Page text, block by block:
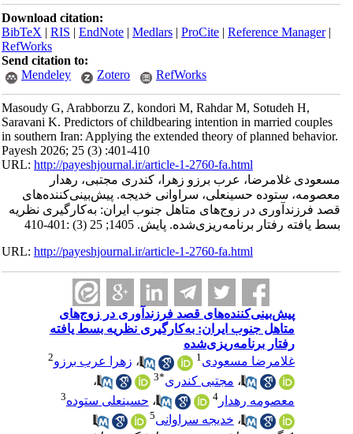
Download citation:
BibTeX|RIS|EndNote|Medlars|ProCite|Reference Manager
RefWorks
Send citation to:
Mendeley
Zotero RefWorks
Masoudy G, Arabborzu Z, kondori M, Rahdar M, Sotudeh H,
Saravani K. Predictors of childbearing intention in married couples
in southern Iran: Applying the extended theory of planned behavior.
Payesh 2026; 25 (3) :401-410
URL:http://payeshjournal.ir/article-1-2760-fa.html
مسعودی غلامرضا، عرب برزو زهرا، کندری مجتبی، رهدار
معصومه، ستوده حسینعلی، سراوانی خدیجه. پیش‌بینی‌کننده‌های
قصد فرزندآوری در زوج‌های متاهل جنوب ایران: به‌کارگیری نظریه
بسط یافته رفتار برنامه‌ریزی‌شده. پایش. 1405; 25 (3) :401-410
URL:http://payeshjournal.ir/article-1-2760-fa.html
پیش‌بینی‌کننده‌های قصد فرزندآوری در زوج‌های
متاهل جنوب ایران: به‌کارگیری نظریه بسط یافته
رفتار برنامه‌ریزی‌شده
غلامرضا مسعودی1 ،زهرا عرب برزو
،مجتبی کندری 3
،
معصومه رهدار4 ،حسینعلی ستوده
،خدیجه سراوانی